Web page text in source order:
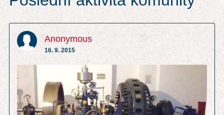
Anonymous
16. 9. 2015